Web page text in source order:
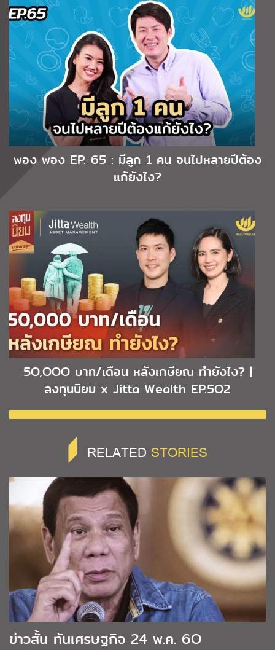
พอง พอง EP. 65 : มีลูก 1 คน จนไปหลายปีต้อง
แก้ยังไง?
5O,OOO บาท/เดือน หลังเกษียณ ทำยังไง? |
ลงทุนนิยม x Jitta Wealth EP.5O2
RELATED STORIES
ข่าวสั้น ทันเศรษฐกิจ 24 พ.ค. 6O